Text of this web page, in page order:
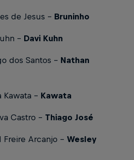
de Jesus – Bruninho
– Davi Kuhn
dos Santos - Nathan
Kawata - Kawata
Castro – Thiago José
Arcanjo – Wesley